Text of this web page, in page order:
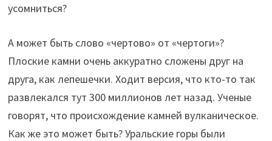
усомниться?
А может быть слово «чертово» от «чертоги»?
Плоские камни очень аккуратно сложены друг на
друга, как лепешечки. Ходит версия, что кто-то так
развлекался тут 300 миллионов лет назад. Ученые
говорят, что происхождение камней вулканическое.
Как же это может быть? Уральские горы были